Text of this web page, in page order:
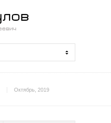
Октябрь, 2019